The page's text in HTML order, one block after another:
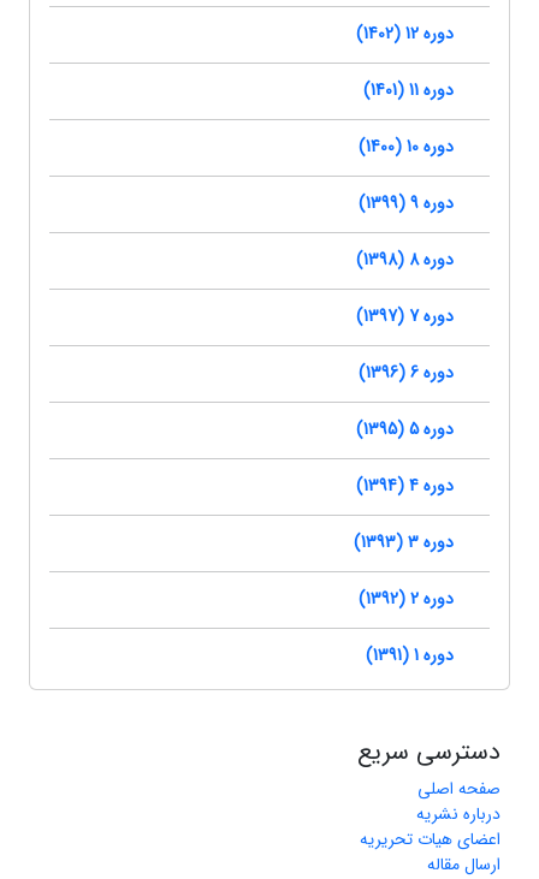
دوره 12 (1402)
دوره 11 (1401)
دوره 10 (1400)
دوره 9 (1399)
دوره 8 (1398)
دوره 7 (1397)
دوره 6 (1396)
دوره 5 (1395)
دوره 4 (1394)
دوره 3 (1393)
دوره 2 (1392)
دوره 1 (1391)
دسترسی سریع
صفحه اصلی
درباره نشریه
اعضای هیات تحریریه
ارسال مقاله